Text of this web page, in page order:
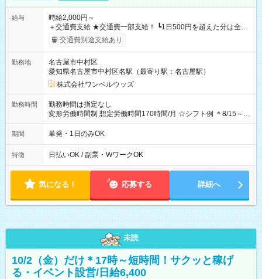
給与
時給2,000円～
＋交通費支給 ★交通費一部支給！ ┗1日500円を超えた分は全額
支給！ ※往復500円以内の方は自己負担となります ★日払い
OK！（規定あり） ┗働いたその日に現金GET♪ お仕事後はコン
期間なし
交通費別途支給あり
勤務地
名古屋市中村区
愛知県名古屋市中村区名駅（最寄り駅：名古屋駅）
株式会社ワンベルウッズ
勤務時間
勤務時間は指定なし
変形労働時間制 想定労働時間170時間/月 ☆シフト例 ＊8/15～
10/26 全日共通 08：00～12：00 17：00～21：00 ＊8/31
～9/19のみ下記シフトもあります！ 12：00～16：00 ＊9/6～
00
期間 単発・1日のみOK
特徴 日払いOK / 副業・WワークOK
気になる！ 応募する 詳細へ
未読
10/2（金）だけ＊17時～短時間！サクッと稼げ
る・イベント設営/日給6,400